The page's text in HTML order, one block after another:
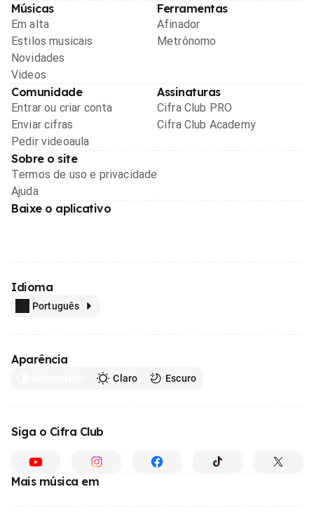
Músicas
Em alta
Estilos musicais
Novidades
Videos
Ferramentas
Afinador
Metrônomo
Comunidade
Entrar ou criar conta
Enviar cifras
Pedir videoaula
Assinaturas
Cifra Club PRO
Cifra Club Academy
Sobre o site
Termos de uso e privacidade
Ajuda
Baixe o aplicativo
Idioma
Português
Aparência
Claro Escuro
Siga o Cifra Club
Mais música em